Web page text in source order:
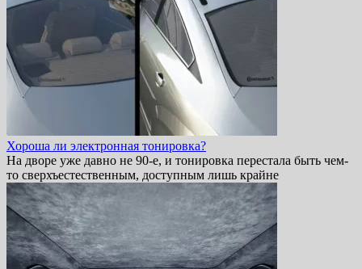
Хороша ли электронная тонировка?
На дворе уже давно не 90-е, и тонировка перестала быть чем-
то сверхъестественным, доступным лишь крайне